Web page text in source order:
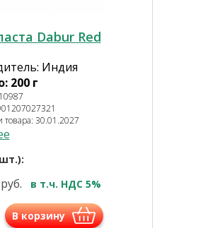
Dabur Red
Индия
200 г
товара: 30.01.2027
руб. в т.ч. НДС 5%
В корзину